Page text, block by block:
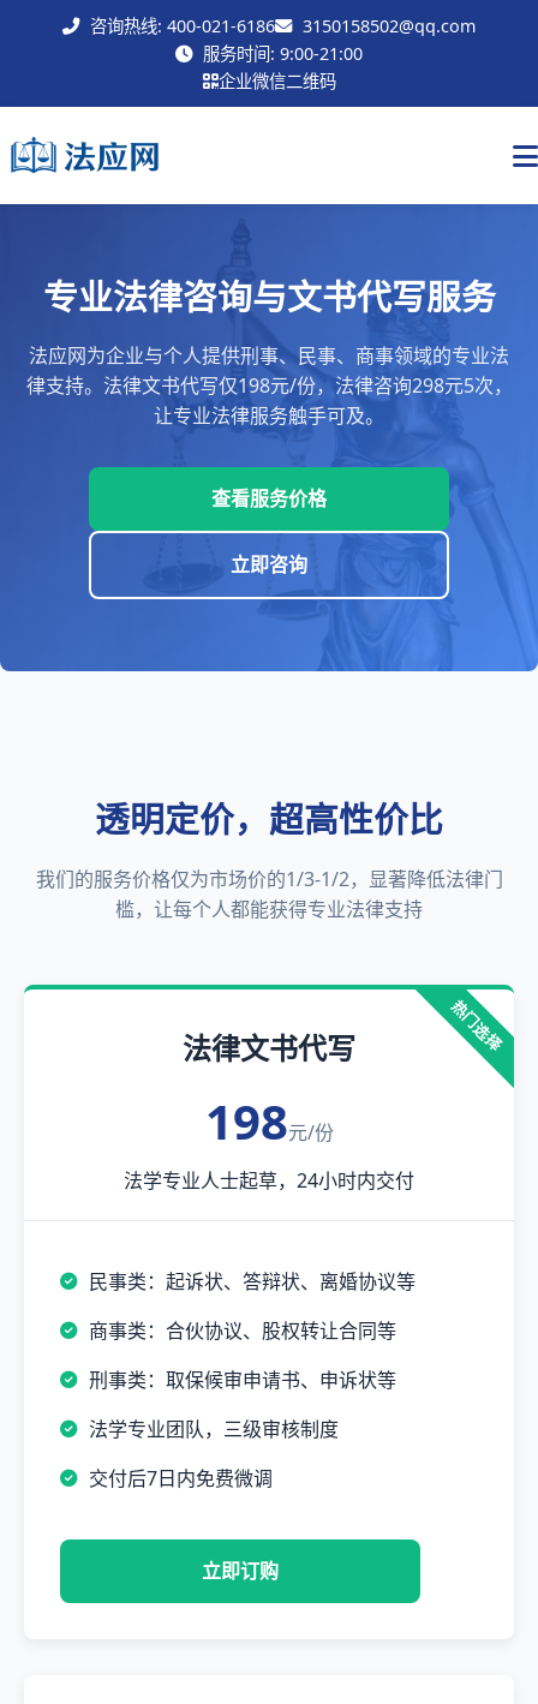
咨询热线: 400-021-6186
3150158502@qq.com
服务时间: 9:00-21:00
企业微信二维码
专业法律咨询与文书代写服务
法应网为企业与个人提供刑事、民事、商事领域的专业法
律支持。法律文书代写仅198元/份，法律咨询298元5次，
让专业法律服务触手可及。
查看服务价格
立即咨询
透明定价，超高性价比
我们的服务价格仅为市场价的1/3-1/2，显著降低法律门
槛，让每个人都能获得专业法律支持
热门选择
法律文书代写
198元/份
法学专业人士起草，24小时内交付
民事类：起诉状、答辩状、离婚协议等
商事类：合伙协议、股权转让合同等
刑事类：取保候审申请书、申诉状等
法学专业团队，三级审核制度
交付后7日内免费微调
立即订购